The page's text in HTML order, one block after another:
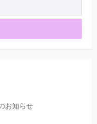
お知らせ